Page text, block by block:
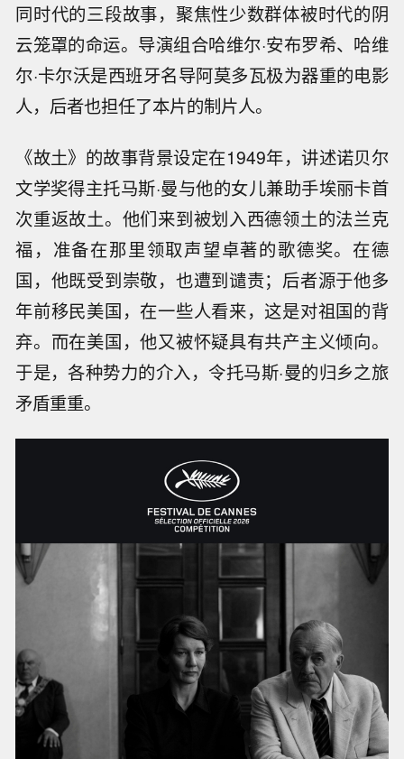
同时代的三段故事，聚焦性少数群体被时代的阴
云笼罩的命运。导演组合哈维尔·安布罗希、哈维
尔·卡尔沃是西班牙名导阿莫多瓦极为器重的电影
人，后者也担任了本片的制片人。
《故土》的故事背景设定在1949年，讲述诺贝尔
文学奖得主托马斯·曼与他的女儿兼助手埃丽卡首
次重返故土。他们来到被划入西德领土的法兰克
福，准备在那里领取声望卓著的歌德奖。在德
国，他既受到崇敬，也遭到谴责；后者源于他多
年前移民美国，在一些人看来，这是对祖国的背
弃。而在美国，他又被怀疑具有共产主义倾向。
于是，各种势力的介入，令托马斯·曼的归乡之旅
矛盾重重。